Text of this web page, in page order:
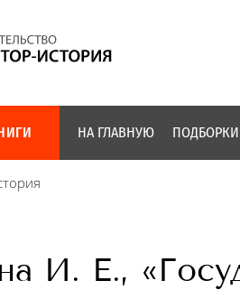
НА ГЛАВНУЮ
И. Е.,